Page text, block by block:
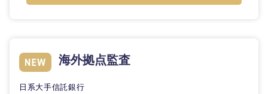
海外拠点監査
日系大手信託銀行